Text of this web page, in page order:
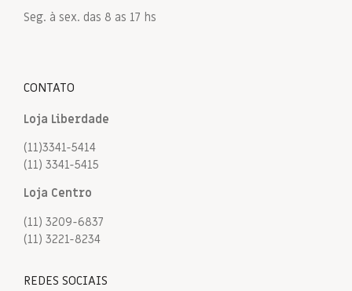
Seg. à sex. das 8 as 17 hs
CONTATO
Loja Liberdade
(11)3341-5414
(11) 3341-5415
Loja Centro
(11) 3209-6837
(11) 3221-8234
REDES SOCIAIS